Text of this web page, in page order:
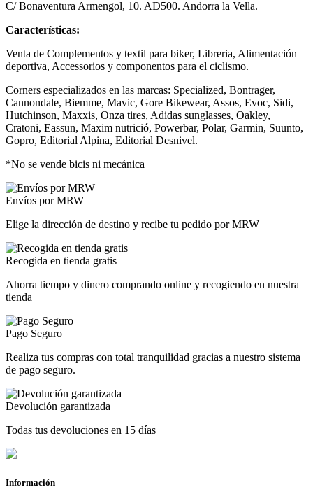
C/ Bonaventura Armengol, 10. AD500. Andorra la Vella.
Características:
Venta de Complementos y textil para biker, Libreria, Alimentación
deportiva, Accessorios y componentos para el ciclismo.
Corners especializados en las marcas: Specialized, Bontrager,
Cannondale, Biemme, Mavic, Gore Bikewear, Assos, Evoc, Sidi,
Hutchinson, Maxxis, Onza tires, Adidas sunglasses, Oakley,
Cratoni, Eassun, Maxim nutrició, Powerbar, Polar, Garmin, Suunto,
Gopro, Editorial Alpina, Editorial Desnivel.
*No se vende bicis ni mecánica
Envíos por MRW
Elige la dirección de destino y recibe tu pedido por MRW
Recogida en tienda gratis
Ahorra tiempo y dinero comprando online y recogiendo en nuestra
tienda
Pago Seguro
Realiza tus compras con total tranquilidad gracias a nuestro sistema
de pago seguro.
Devolución garantizada
Todas tus devoluciones en 15 días
Información